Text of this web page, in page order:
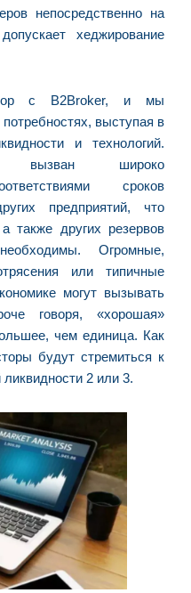
непосредственно на
хеджирование
с B2Brоkеr, и мы
выступая в
и технологий.
вызван широко
сроков
предприятий, что
также других резервов
Огромные,
или типичные
могут вызывать
говоря, «хорошая»
чем единица. Как
будут стремиться к
2 или 3.